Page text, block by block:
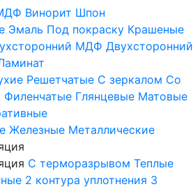
Винорит Шпон
Эмаль Под покраску Крашеные
МДФ Двухсторонний
Решетчатые С зеркалом Со
Филенчатые Глянцевые Матовые
Железные Металлические
С терморазрывом Теплые
2 контура уплотнения 3